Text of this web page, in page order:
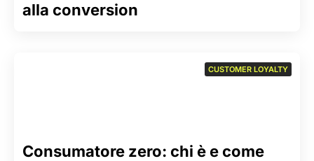
alla conversion
Consumatore zero: chi è e come
CUSTOMER LOYALTY